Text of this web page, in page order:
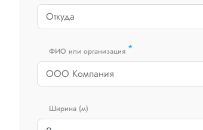
ФИО или организация *
Ширина (м)